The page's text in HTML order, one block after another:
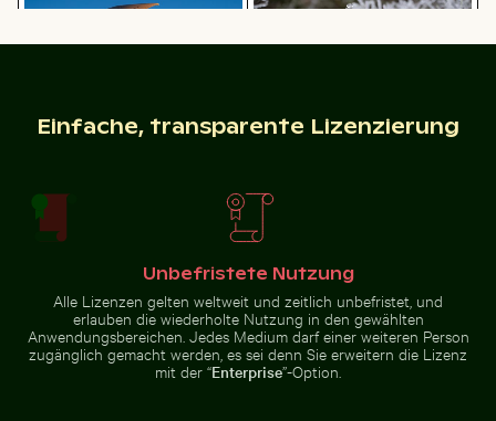
Junger
auf dem
Kopfsteinpflaster Brauner
am Meer
Fischerboot am schwarzen
Sandstrand von La Réunion
Getarnte Krabbe am
Sandstrand
Einsamer Baum im Naturschutzgebiet Yum Balam
Einfache, transparente Lizenzierung
Unbefristete Nutzung
Alle Lizenzen gelten weltweit und zeitlich unbefristet, und
erlauben die wiederholte Nutzung in den gewählten
Anwendungsbereichen. Jedes Medium darf einer weiteren Person
zugänglich gemacht werden, es sei denn Sie erweitern die Lizenz
mit der “Enterprise”-Option.